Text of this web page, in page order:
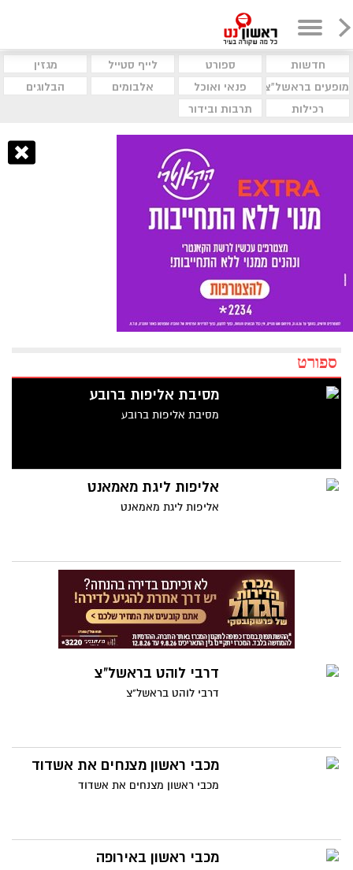
חדשות ספורט לייף סטייל
מגזין
מופעים בראשל"צ
פנאי ואוכל אלבומים
הבלוגים
רכילות
תרבות ובידור
ספורט
מסיבת אליפות ברובע
מסיבת אליפות ברובע
אליפות ליגת מאמאנט
אליפות ליגת מאמאנט
דרבי לוהט בראשל"צ
דרבי לוהט בראשל"צ
מכבי ראשון מצנחים את אשדוד
מכבי ראשון מצנחים את אשדוד
מכבי ראשון באירופה